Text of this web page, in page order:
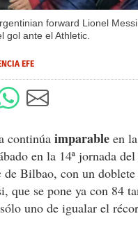
forward Lionel
gol ante el Athletic.
EFE
continúa imparable en
en la 14ª jornada
Bilbao, con un
que se pone ya con 84
uno de igualar el